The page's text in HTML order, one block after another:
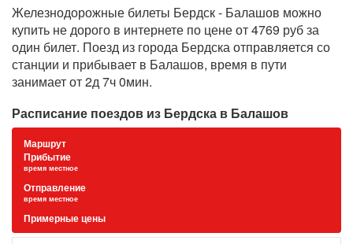
Железнодорожные билеты Бердск - Балашов можно
купить не дорого в интернете по цене от 4769 руб за
один билет. Поезд из города Бердска отправляется со
станции и прибывает в Балашов, время в пути
занимает от 2д 7ч 0мин.
Расписание поездов из Бердска в Балашов
Маршрут
Прибытие
время местное
Отправление
время местное
Примерные цены